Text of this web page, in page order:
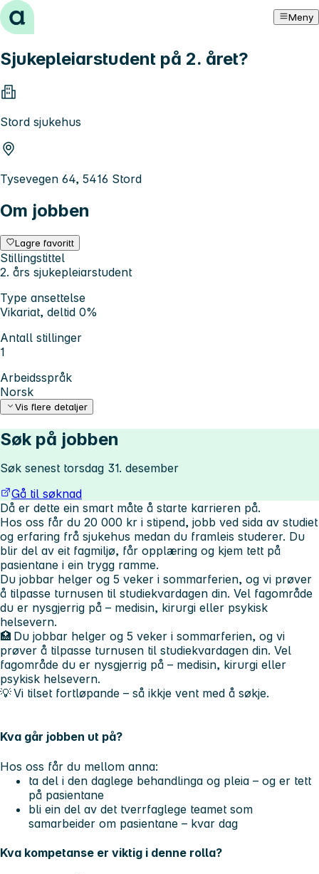
Hopp til innhold Meny
Sjukepleiarstudent på 2. året?
Stord sjukehus
Tysevegen 64, 5416 Stord
Om jobben
Lagre favoritt
Stillingstittel
2. års sjukepleiarstudent
Type ansettelse
Vikariat, deltid 0%
Antall stillinger
1
Arbeidsspråk
Norsk
Vis flere detaljer
Søk på jobben
Søk senest torsdag 31. desember
Gå til søknad
Då er dette ein smart måte å starte karrieren på.
Hos oss får du 20 000 kr i stipend, jobb ved sida av studiet
og erfaring frå sjukehus medan du framleis studerer. Du
blir del av eit fagmiljø, får opplæring og kjem tett på
pasientane i ein trygg ramme.
Du jobbar helger og 5 veker i sommarferien, og vi prøver
å tilpasse turnusen til studiekvardagen din. Vel fagområde
du er nysgjerrig på – medisin, kirurgi eller psykisk
helsevern.
🏥 Du jobbar helger og 5 veker i sommarferien, og vi
prøver å tilpasse turnusen til studiekvardagen din. Vel
fagområde du er nysgjerrig på – medisin, kirurgi eller
psykisk helsevern.
💡 Vi tilset fortløpande – så ikkje vent med å søkje.
Kva går jobben ut på?
Hos oss får du mellom anna:
ta del i den daglege behandlinga og pleia – og er tett
på pasientane
bli ein del av det tverrfaglege teamet som
samarbeider om pasientane – kvar dag
Kva kompetanse er viktig i denne rolla?